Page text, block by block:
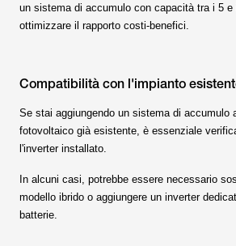
un sistema di accumulo con capacità tra i 5 e
ottimizzare il rapporto costi-benefici.
Compatibilità con l'impianto
Se stai aggiungendo un sistema di accumulo
fotovoltaico già esistente, è essenziale
l'inverter installato.
In alcuni casi, potrebbe essere necessario
modello ibrido o aggiungere un inverter
batterie.